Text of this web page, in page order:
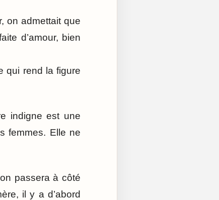
on admettait que
d’amour, bien
qui rend la figure
indigne est une
femmes. Elle ne
passera à côté
il y a d’abord